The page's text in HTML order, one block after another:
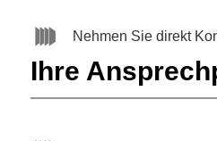
Nehmen Sie direkt
Ihre